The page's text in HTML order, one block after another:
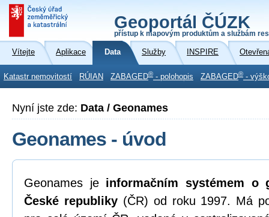
Geoportál ČÚZK
přístup k mapovým produktům a službám
Vítejte Aplikace Data Služby INSPIRE
Katastr nemovitostí RÚIAN ZABAGED® - polohopis ZABAGED® -
Nyní jste zde: Data / Geonames
Geonames - úvod
Geonames je informačním systémem o
České republiky(ČR) od roku 1997. Má